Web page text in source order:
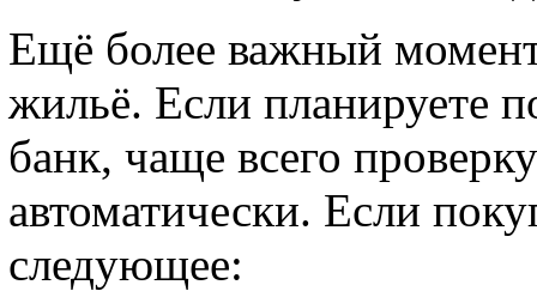
Ещё более важный
жильё. Если планируете
банк, чаще всего
автоматически. Если
следующее: